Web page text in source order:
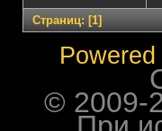
Страниц: [1]